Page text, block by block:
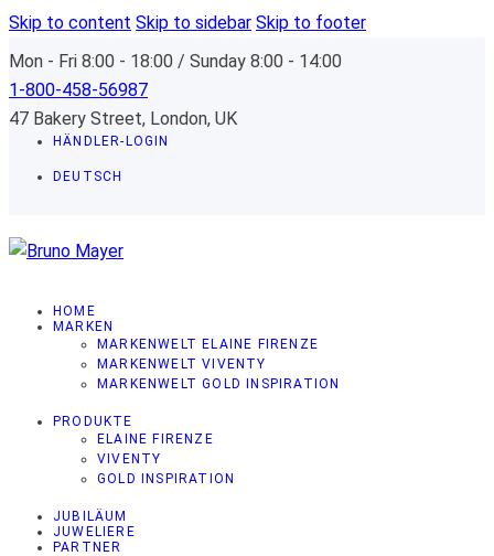
Skip to content Skip to sidebar Skip to footer
Mon - Fri 8:00 - 18:00 / Sunday 8:00 - 14:00
1-800-458-56987
47 Bakery Street, London, UK
HÄNDLER-LOGIN
DEUTSCH
HOME
MARKEN
MARKENWELT ELAINE FIRENZE
MARKENWELT VIVENTY
MARKENWELT GOLD INSPIRATION
PRODUKTE
ELAINE FIRENZE
VIVENTY
GOLD INSPIRATION
JUBILÄUM
JUWELIERE
PARTNER